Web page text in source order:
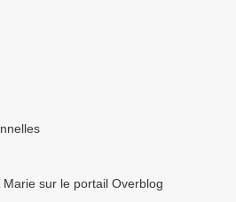
sur le portail Overblog